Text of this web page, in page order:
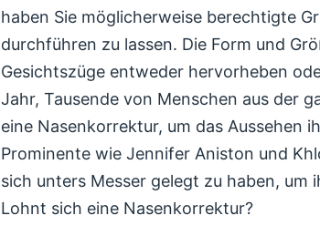
haben Sie möglicherweise berechtigte
durchführen zu lassen. Die Form und
Gesichtszüge entweder hervorheben
Jahr, Tausende von Menschen aus der
eine Nasenkorrektur, um das Aussehen
Prominente wie Jennifer Aniston und
sich unters Messer gelegt zu haben, um
Lohnt sich eine Nasenkorrektur?